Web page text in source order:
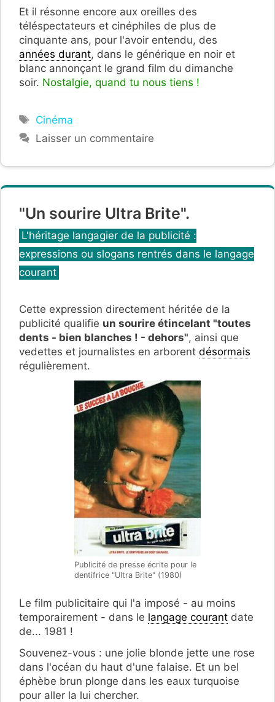
Et il résonne encore aux oreilles des
téléspectateurs et cinéphiles de plus de
cinquante ans, pour l'avoir entendu, des
années durant, dans le générique en noir et
blanc annonçant le grand film du dimanche
soir. Nostalgie, quand tu nous tiens !
Étiquettes
Cinéma
Laisser un commentaire
"Un sourire Ultra Brite".
Catégories
L'héritage langagier de la publicité :
expressions ou slogans rentrés dans le langage
courant
Cette expression directement héritée de la
publicité qualifie un sourire étincelant "toutes
dents - bien blanches ! - dehors", ainsi que
vedettes et journalistes en arborent désormais
régulièrement.
Publicité de presse écrite pour le
dentifrice "Ultra Brite" (1980)
Le film publicitaire qui l'a imposé - au moins
temporairement - dans le langage courant date
de... 1981 !
Souvenez-vous : une jolie blonde jette une rose
dans l'océan du haut d'une falaise. Et un bel
éphèbe brun plonge dans les eaux turquoise
pour aller la lui chercher.